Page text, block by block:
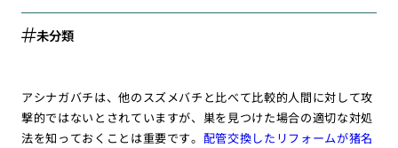
未分類
アシナガバチは、他のスズメバチと比べて比較的人間に対して攻
撃的ではないとされていますが、巣を見つけた場合の適切な対処
法を知っておくことは重要です。 配管交換したリフォームが猪名